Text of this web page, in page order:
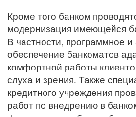
Кроме того банком
модернизация имеющейся
В частности, программное и
обеспечение банкоматов
комфортной работы
слуха и зрения. Также
кредитного учреждения
работ по внедрению в